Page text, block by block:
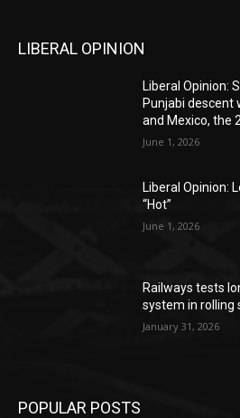
LIBERAL OPINION
Liberal Opinion:
Punjabi descent
and Mexico, the
June 1, 2026
Liberal Opinion:
“Hot”
June 1, 2026
Railways tests
system in rolling
January 31, 2026
POPULAR POSTS